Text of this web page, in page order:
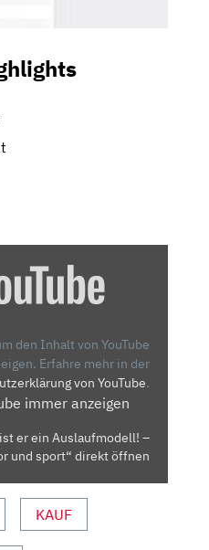
den Inhalt von YouTube
Erfahre mehr in der
von YouTube.
immer anzeigen
er ein Auslaufmodell! –
und sport“ direkt öffnen
KAUF